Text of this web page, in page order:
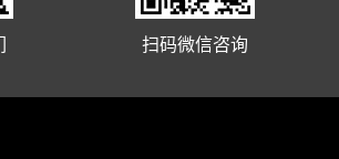
扫码微信咨询